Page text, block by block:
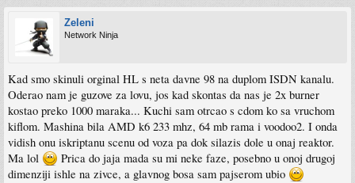
Zeleni
Network Ninja
Kad smo skinuli orginal HL s neta davne 98 na duplom ISDN kanalu.
Oderao nam je guzove za lovu, jos kad skontas da nas je 2x burner
kostao preko 1000 maraka... Kuchi sam otrcao s cdom ko sa vruchom
kiflom. Mashina bila AMD k6 233 mhz, 64 mb rama i voodoo2. I onda
vidish onu iskriptanu scenu od voza pa dok silazis dole u onaj reaktor.
Ma lol
Prica do jaja mada su mi neke faze, posebno u onoj drugoj
dimenziji ishle na zivce, a glavnog bosa sam pajserom ubio